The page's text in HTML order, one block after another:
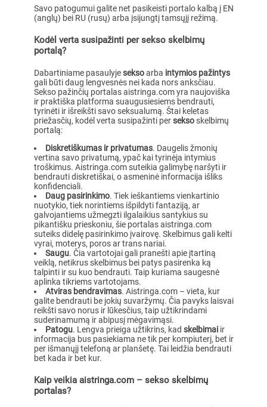
Savo patogumui galite net pasikeisti portalo kalbą į EN
(anglų) bei RU (rusų) arba įsijungtį tamsųjį režimą.
Kodėl verta susipažinti per sekso skelbimų
portalą?
Dabartiniame pasaulyjeseksoarba intymios pažintys
gali būti daug lengvesnės nei kada nors anksčiau.
Sekso pažinčių portalas aistringa.com yra naujoviška
ir praktiška platforma suaugusiesiems bendrauti,
tyrinėti ir išreikšti savo seksualumą. Štai keletas
priežasčių, kodėl verta susipažinti perseksoskelbimų
portalą:
Diskretiškumas ir privatumas. Daugelis žmonių
vertina savo privatumą, ypač kai tyrinėja intymius
troškimus. Aistringa.com suteikia galimybę naršyti ir
bendrauti diskretiškai, o asmeninė informacija išliks
konfidenciali.
Daug pasirinkimo. Tiek ieškantiems vienkartinio
nuotykio, tiek norintiems išpildyti fantaziją, ar
galvojantiems užmegzti ilgalaikius santykius su
pikantišku prieskoniu, šie portalas aistringa.com
suteiks didelę pasirinkimo įvairovę. Skelbimus gali kelti
vyrai, moterys, poros ar trans nariai.
Saugu. Čia vartotojai gali pranešti apie įtartiną
veiklą, netikrus skelbimus bei patys pasirenka ką
talpinti ir su kuo bendrauti. Taip kuriama saugesnė
aplinka tikriems vartotojams.
Atviras bendravimas. Aistringa.com – vieta, kur
galite bendrauti be jokių suvaržymų. Čia pavyks laisvai
reikšti savo norus ir lūkesčius, taip užtikrindami
suderinamumą ir abipusį mėgavimąsi.
Patogu. Lengva prieiga užtikrins, kad skelbimaiir
informacija bus pasiekiama ne tik per kompiuterį, bet ir
per išmanųjį telefoną ar planšetę. Tai leidžia bendrauti
bet kada ir bet kur.
Kaip veikia aistringa.com – sekso skelbimų
portalas?